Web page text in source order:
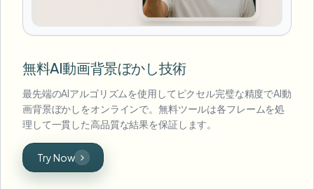
無料AI動画背景ぼかし技術
最先端のAIアルゴリズムを使用してピクセル完璧な精度でAI動
画背景ぼかしをオンラインで。無料ツールは各フレームを処
理して一貫した高品質な結果を保証します。
Try Now